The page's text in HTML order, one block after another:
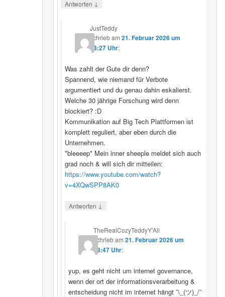
Antworten ↓
JustTeddy
schriebam 21. Februar 2026 um
13:27 Uhr:
Was zahlt der Gute dir denn?
Spannend, wie niemand für Verbote
argumentiert und du genau dahin eskalierst.
Welche 30 jährige Forschung wird denn
blockiert? :D
Kommunikation auf Big Tech Plattformen ist
komplett reguliert, aber eben durch die
Unternehmen.
*bleeeep* Mein inner sheeple meldet sich auch
grad noch & will sich dir mitteilen:
https://www.youtube.com/watch?
v=4XQwSPP8AK0
Antworten ↓
TheRealCozyTeddyY'All
schriebam21. Februar 2026 um
18:47 Uhr:
yup, es geht nicht um internet governance,
wenn der ort der informationsverarbeitung &
entscheidung nicht im internet hängt ¯\_(ツ)_/¯